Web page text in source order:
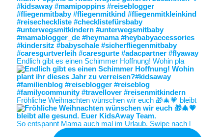
Endlich gibt es einen Schimmer Hoffnung! Wohin pla
Fröhliche Weihnachten wünschen wir euch 🎁🎄💗 bleibt
So entspannt Mama auch mal im Urlaub. Swipe nach l